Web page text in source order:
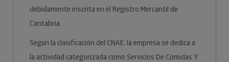
debidamente inscrita en el Registro Mercantil de
Cantabria.
Según la clasificación del CNAE, la empresa se dedica a
la actividad categorizada como Servicios De Comidas Y